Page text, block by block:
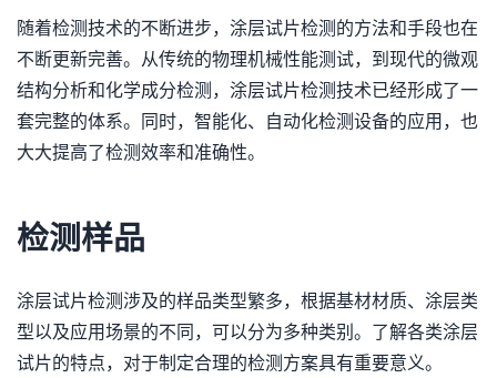
随着检测技术的不断进步，涂层试片检测的方法和手段也在
不断更新完善。从传统的物理机械性能测试，到现代的微观
结构分析和化学成分检测，涂层试片检测技术已经形成了一
套完整的体系。同时，智能化、自动化检测设备的应用，也
大大提高了检测效率和准确性。
检测样品
涂层试片检测涉及的样品类型繁多，根据基材材质、涂层类
型以及应用场景的不同，可以分为多种类别。了解各类涂层
试片的特点，对于制定合理的检测方案具有重要意义。